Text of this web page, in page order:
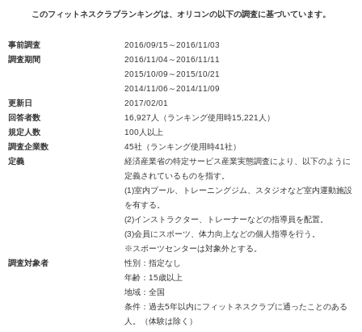
このフィットネスクラブランキングは、オリコンの以下の調査に基づいています。
事前調査
2016/09/15～2016/11/03
調査期間
2016/11/04～2016/11/11
2015/10/09～2015/10/21
2014/11/06～2014/11/09
更新日
2017/02/01
回答者数
16,927人（ランキング使用時15,221人）
規定人数
100人以上
調査企業数
45社（ランキング使用時41社）
定義
経済産業省の特定サービス産業実態調査により、以下のように
定義されているものを指す。
(1)室内プール、トレーニングジム、スタジオなど室内運動施設
を有する。
(2)インストラクター、トレーナーなどの指導員を配置。
(3)会員にスポーツ、体力向上などの個人指導を行う。
※スポーツセンターは対象外とする。
調査対象者
性別：指定なし
年齢：15歳以上
地域：全国
条件：過去5年以内にフィットネスクラブに通ったことのある
人。（体験は除く）